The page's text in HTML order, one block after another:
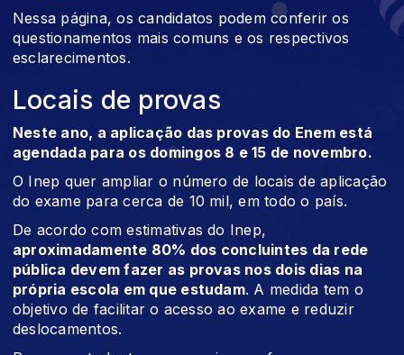
Nessa página, os candidatos podem conferir os
questionamentos mais comuns e os respectivos
esclarecimentos.
Locais de provas
Neste ano, a aplicação das provas do Enem está
agendada para os domingos 8 e 15 de novembro.
O Inep quer ampliar o número de locais de aplicação
do exame para cerca de 10 mil, em todo o país.
De acordo com estimativas do Inep,
aproximadamente 80% dos concluintes da rede
pública devem fazer as provas nos dois dias na
própria escola em que estudam. A medida tem o
objetivo de facilitar o acesso ao exame e reduzir
deslocamentos.